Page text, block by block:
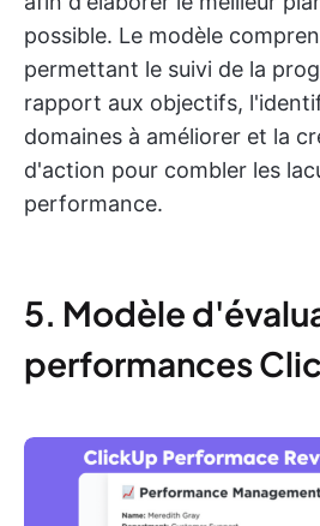
possible. Le modèle
permettant le suivi de la
rapport aux objectifs,
domaines à améliorer et la
d'action pour combler les
performance.
5. Modèle
performances